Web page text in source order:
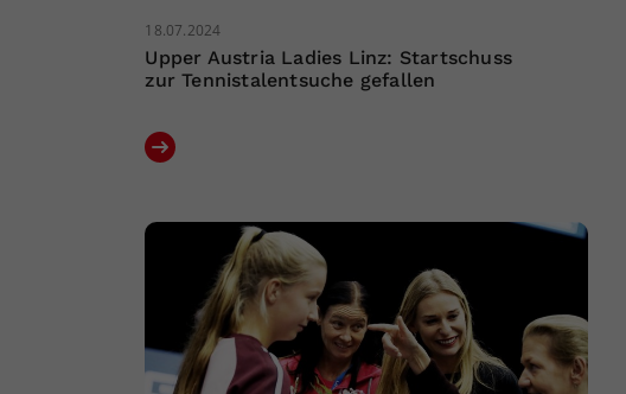
18.07.2024
Upper Austria Ladies Linz: Startschuss
zur Tennistalentsuche gefallen